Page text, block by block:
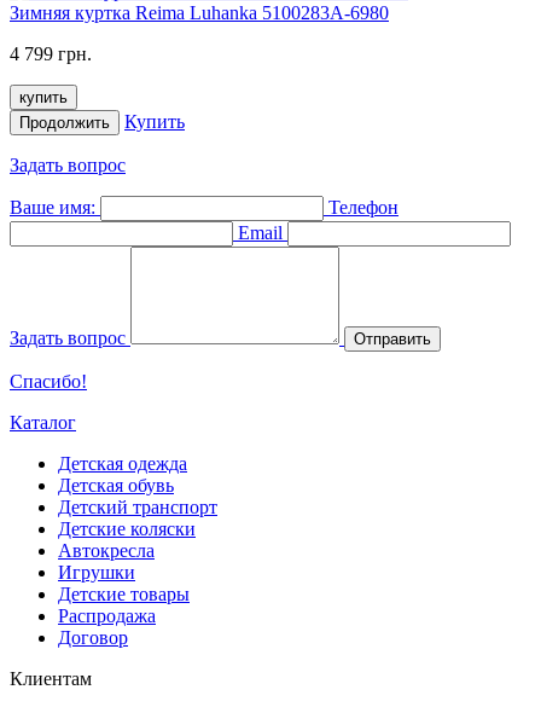
Зимняя куртка Reima Luhanka 5100283A-6980
4 799 грн.
купить
Продолжить
Купить
Задать вопрос
Ваше имя:
Телефон
Email
Задать вопрос Отправить
Спасибо!
Каталог
Детская одежда
Детская обувь
Детский транспорт
Детские коляски
Автокресла
Игрушки
Детские товары
Распродажа
Договор
Клиентам